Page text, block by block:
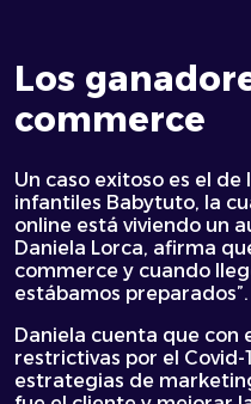
Los
commerce
Un caso exitoso es el
infantiles Babytuto, la
online está viviendo un
Daniela Lorca, afirma
commerce y cuando
estábamos preparados”.
Daniela cuenta que con
restrictivas por el
estrategias de